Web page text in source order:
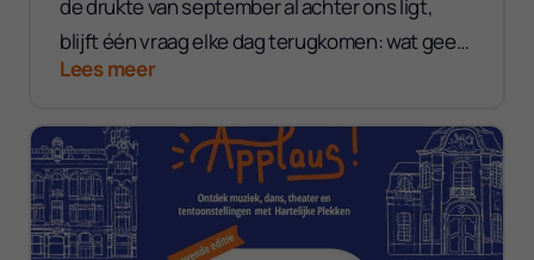
de drukte van september al achter ons ligt,
blijft één vraag elke dag terugkomen: wat geef
je je kinderen mee als voedzame lunch?
Lees meer